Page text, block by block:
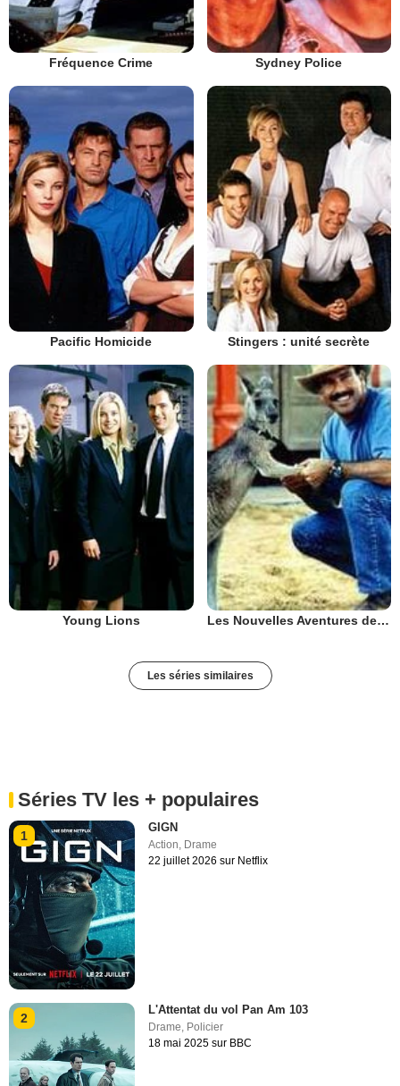
Fréquence Crime Sydney Police
Pacific Homicide Stingers : unité secrète
Young Lions Les Nouvelles Aventures de Skippy
Les séries similaires
Séries TV les + populaires
1
GIGN
Action, Drame
22 juillet 2026 sur Netflix
2
L'Attentat du vol Pan Am 103
Drame Policier
18 mai 2025 sur BBC